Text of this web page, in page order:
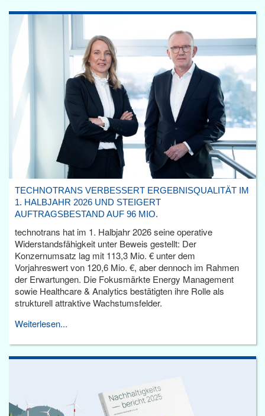
TECHNOTRANS VERBESSERT ERGEBNISQUALITÄT IM
1. HALBJAHR 2026 UND STEIGERT
AUFTRAGSBESTAND AUF 96 MIO.
technotrans hat im 1. Halbjahr 2026 seine operative
Widerstandsfähigkeit unter Beweis gestellt: Der
Konzernumsatz lag mit 113,3 Mio. € unter dem
Vorjahreswert von 120,6 Mio. €, aber dennoch im Rahmen
der Erwartungen. Die Fokusmärkte Energy Management
sowie Healthcare & Analytics bestätigten ihre Rolle als
strukturell attraktive Wachstumsfelder.
Weiterlesen...